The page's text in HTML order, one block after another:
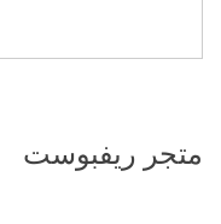
متجر ريفبوست